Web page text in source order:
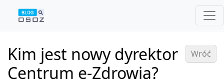
Kim jest nowy dyrektor
Centrum e-Zdrowia?
Wróć